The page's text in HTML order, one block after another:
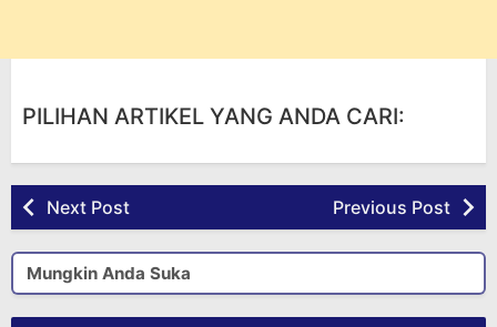
PILIHAN ARTIKEL YANG ANDA CARI:
Next Post Previous Post
Mungkin Anda Suka